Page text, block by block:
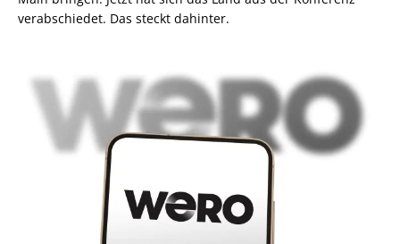
verabschiedet. Das steckt dahinter.